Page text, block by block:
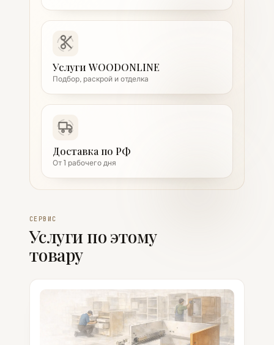
Услуги WOODONLINE
Подбор, раскрой и отделка
Доставка по РФ
От 1 рабочего дня
СЕРВИС
Услуги по этому
товару